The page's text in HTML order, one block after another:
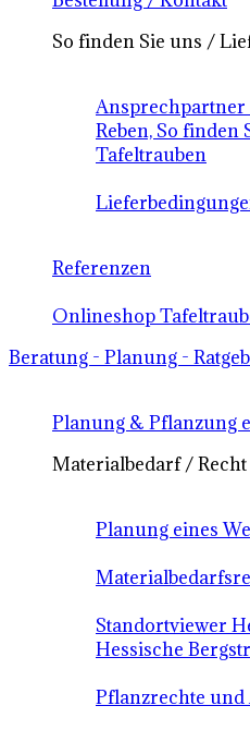
So finden Sie uns /
Reben, So finden
Tafeltrauben
Referenzen
Onlineshop
Beratung - Planung -
Planung & Pflanzung
Materialbedarf / Recht
Planung eines
Standortviewer
Hessische
Pflanzrechte und